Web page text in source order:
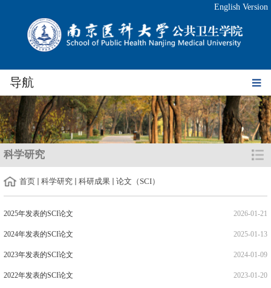
English Version
导航
科学研究
首页 科学研究 科研成果 论文（SCI）
2025年发表的SCI论文 2026-01-21
2024年发表的SCI论文 2025-01-13
2023年发表的SCI论文 2024-01-09
2022年发表的SCI论文 2023-01-20